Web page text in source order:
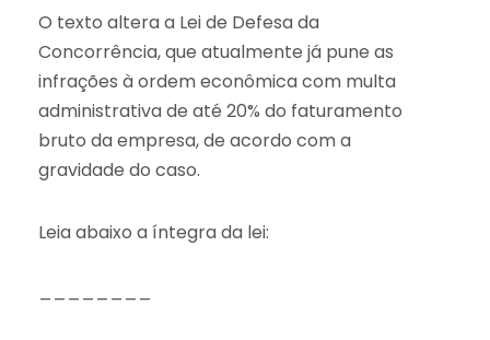
O texto altera a Lei de Defesa da
Concorrência, que atualmente já pune as
infrações à ordem econômica com multa
administrativa de até 20% do faturamento
bruto da empresa, de acordo com a
gravidade do caso.
Leia abaixo a íntegra da lei: